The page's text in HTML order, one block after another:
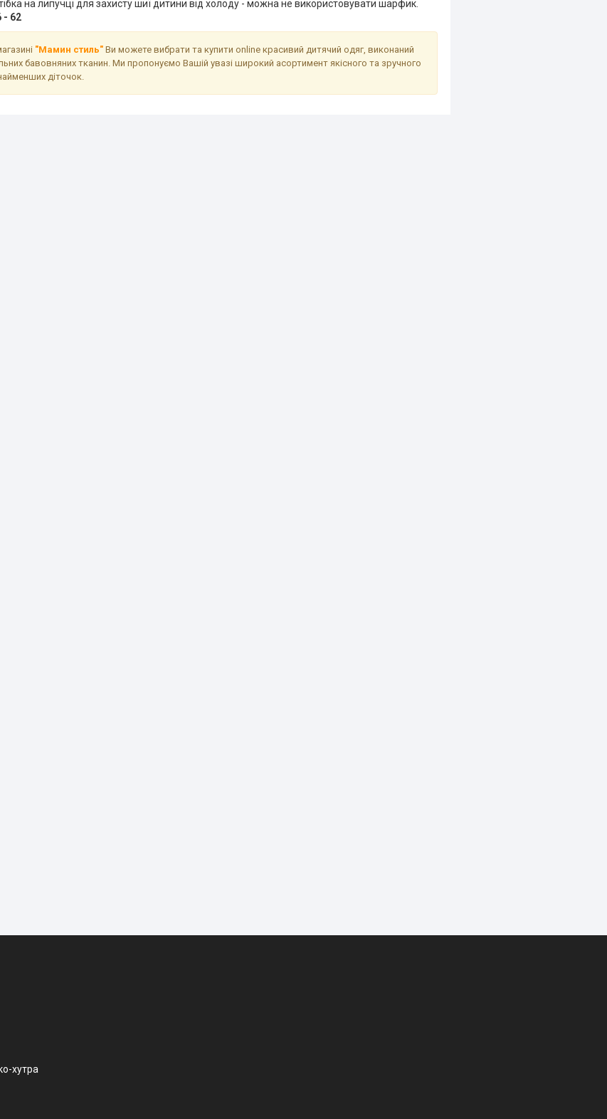
на липучці для захисту шиї дитини від холоду - можна не використовувати шарфик.
- 62
"Мамин стиль" Ви можете вибрати та купити online красивий дитячий одяг, виконаний
бавовняних тканин. Ми пропонуємо Вашій увазі широкий асортимент якісного та зручного
діточок.
хутра